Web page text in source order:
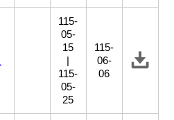
115-
05-
15
|
115-
05-
25
115-
06-
06